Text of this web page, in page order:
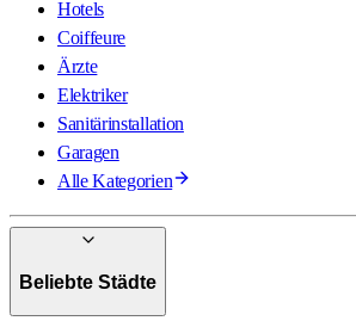
Hotels
Coiffeure
Ärzte
Elektriker
Sanitärinstallation
Garagen
Alle Kategorien
Beliebte Städte